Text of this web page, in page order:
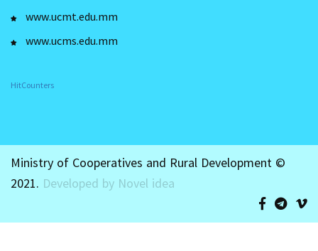
www.ucmt.edu.mm
www.ucms.edu.mm
HitCounters
Ministry of Cooperatives and Rural Development ©
2021. Developed by Novel idea